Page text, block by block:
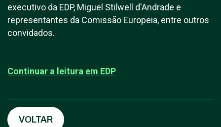
executivo da EDP, Miguel Stilwell d'Andrade e
representantes da Comissão Europeia, entre outros
convidados.
Continuar a leitura em EDP
VOLTAR